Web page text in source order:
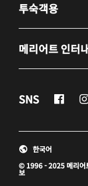
투숙객용
메리어트 인터
SNS 새 창 열
© 1996 - 2025 메리어
보
한국어